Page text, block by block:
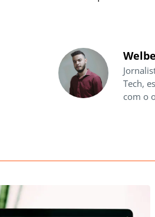
Tech,
com o